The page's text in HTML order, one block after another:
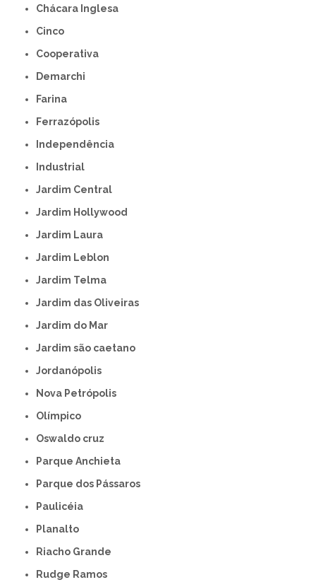
Chácara Inglesa
Cinco
Cooperativa
Demarchi
Farina
Ferrazópolis
Independência
Industrial
Jardim Central
Jardim Hollywood
Jardim Laura
Jardim Leblon
Jardim Telma
Jardim das Oliveiras
Jardim do Mar
Jardim são caetano
Jordanópolis
Nova Petrópolis
Olímpico
Oswaldo cruz
Parque Anchieta
Parque dos Pássaros
Paulicéia
Planalto
Riacho Grande
Rudge Ramos